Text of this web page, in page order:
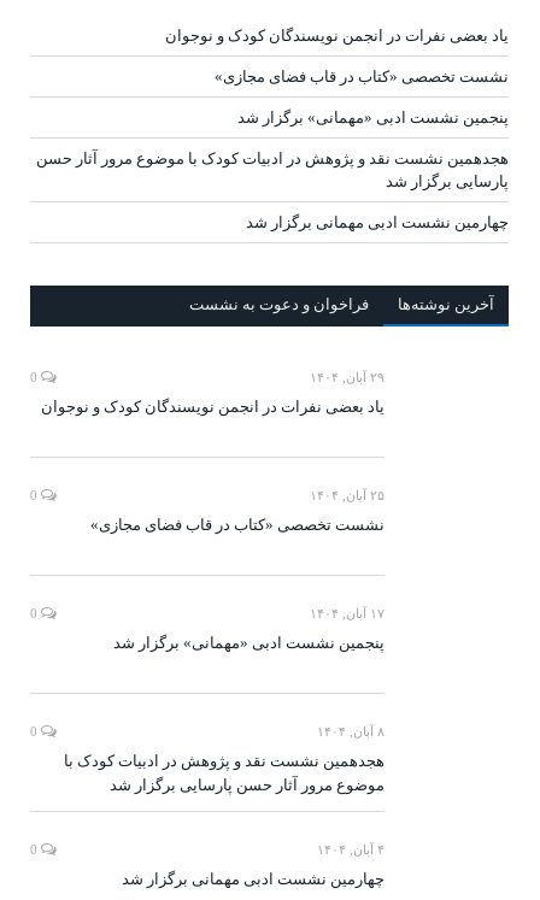
یاد بعضی نفرات در انجمن نویسندگان کودک و نوجوان
نشست تخصصی «کتاب در قاب فضای مجازی»
پنجمین نشست ادبی «مهمانی» برگزار شد
هجدهمین نشست نقد و پژوهش در ادبیات کودک با موضوع مرور آثار حسن
پارسایی برگزار شد
چهارمین نشست ادبی مهمانی برگزار شد
آخرين‌ نوشته‌ها فراخوان و دعوت به نشست
۲۹ آبان, ۱۴۰۴
یاد بعضی نفرات در انجمن نویسندگان کودک و نوجوان
۲۵ آبان, ۱۴۰۴
نشست تخصصی «کتاب در قاب فضای مجازی»
۱۷ آبان, ۱۴۰۴
پنجمین نشست ادبی «مهمانی» برگزار شد
۸ آبان, ۱۴۰۴
هجدهمین نشست نقد و پژوهش در ادبیات کودک با
موضوع مرور آثار حسن پارسایی برگزار شد
۴ آبان, ۱۴۰۴
چهارمین نشست ادبی مهمانی برگزار شد